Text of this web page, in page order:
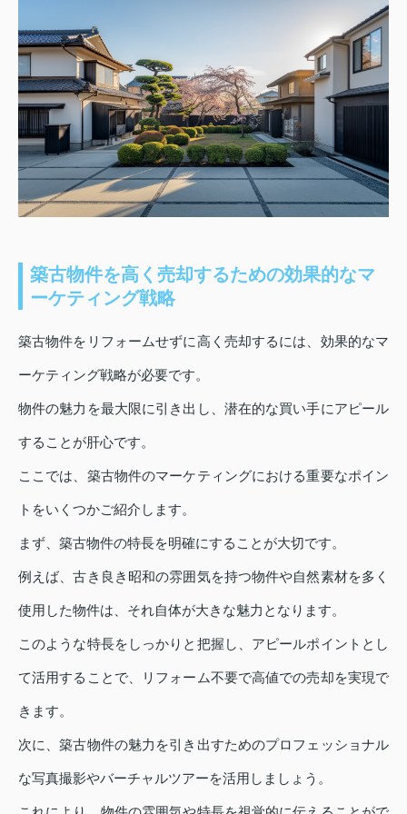
築古物件を高く売却するための効果的なマ
ーケティング戦略
築古物件をリフォームせずに高く売却するには、効果的なマ
ーケティング戦略が必要です。
物件の魅力を最大限に引き出し、潜在的な買い手にアピール
することが肝心です。
ここでは、築古物件のマーケティングにおける重要なポイン
トをいくつかご紹介します。
まず、築古物件の特長を明確にすることが大切です。
例えば、古き良き昭和の雰囲気を持つ物件や自然素材を多く
使用した物件は、それ自体が大きな魅力となります。
このような特長をしっかりと把握し、アピールポイントとし
て活用することで、リフォーム不要で高値での売却を実現で
きます。
次に、築古物件の魅力を引き出すためのプロフェッショナル
な写真撮影やバーチャルツアーを活用しましょう。